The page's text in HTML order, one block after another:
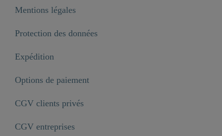
Mentions légales
Protection des données
Expédition
Options de paiement
CGV clients privés
CGV entreprises